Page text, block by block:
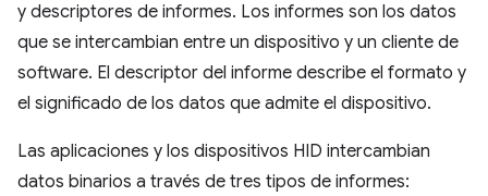
y descriptores de informes. Los informes son los datos
que se intercambian entre un dispositivo y un cliente de
software. El descriptor del informe describe el formato y
el significado de los datos que admite el dispositivo.
Las aplicaciones y los dispositivos HID intercambian
datos binarios a través de tres tipos de informes: